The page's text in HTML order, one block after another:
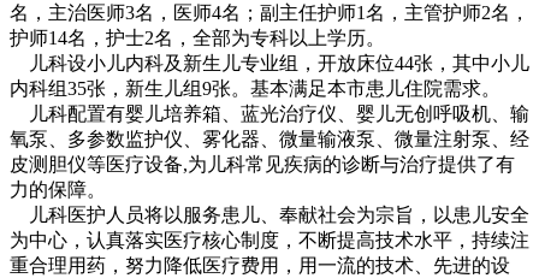
名，主治医师3名，医师4名；副主任护师1名，主管护师2名，
护师14名，护士2名，全部为专科以上学历。
儿科设小儿内科及新生儿专业组，开放床位44张，其中小儿
内科组35张，新生儿组9张。基本满足本市患儿住院需求。
儿科配置有婴儿培养箱、蓝光治疗仪、婴儿无创呼吸机、输
氧泵、多参数监护仪、雾化器、微量输液泵、微量注射泵、经
皮测胆仪等医疗设备,为儿科常见疾病的诊断与治疗提供了有
力的保障。
儿科医护人员将以服务患儿、奉献社会为宗旨，以患儿安全
为中心，认真落实医疗核心制度，不断提高技术水平，持续注
重合理用药，努力降低医疗费用，用一流的技术、先进的设